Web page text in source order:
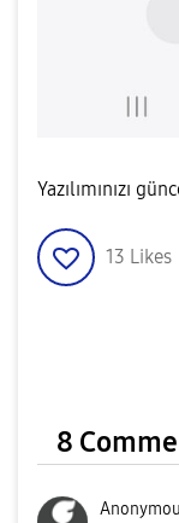
Yazılımınızı
13 Likes
8